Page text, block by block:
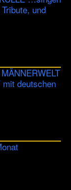
und
mit deutschen